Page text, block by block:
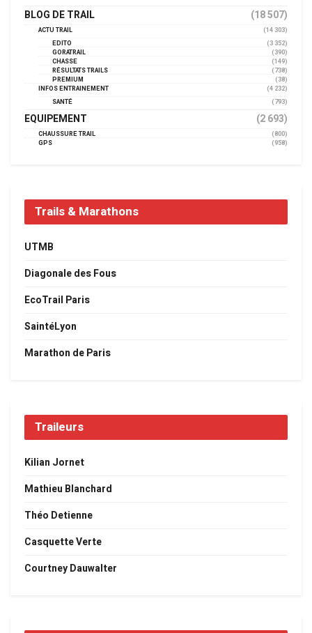
BLOG DE TRAIL (18 507)
ACTU TRAIL
(14 303)
EDITO
(3 352)
GORATRAIL
(390)
CHASSE
(149)
RÉSULTATS TRAILS
(738)
PREMIUM
(38)
INFOS ENTRAINEMENT
(4 232)
SANTÉ
(793)
EQUIPEMENT (2 693)
CHAUSSURE TRAIL
(800)
GPS
(958)
Trails & Marathons
UTMB
Diagonale des Fous
EcoTrail Paris
SaintéLyon
Marathon de Paris
Traileurs
Kilian Jornet
Mathieu Blanchard
Théo Detienne
Casquette Verte
Courtney Dauwalter